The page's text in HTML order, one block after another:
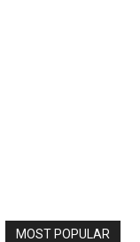
MOST POPULAR